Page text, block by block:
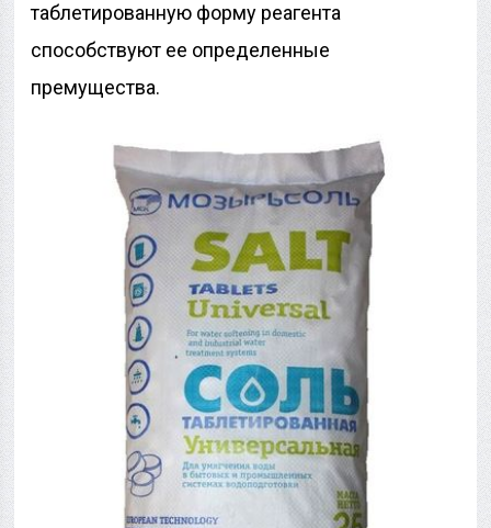
таблетированную форму реагента
способствуют ее определенные
премущества.